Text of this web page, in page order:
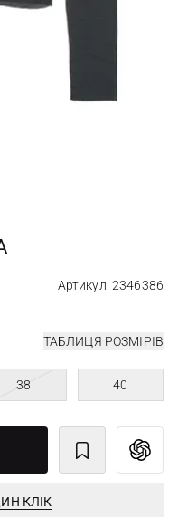
Артикул: 2346386
ТАБЛИЦЯ РОЗМІРІВ
38 40
КЛІК